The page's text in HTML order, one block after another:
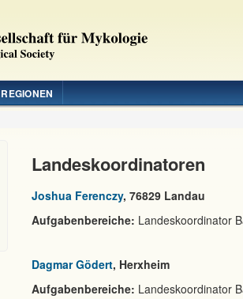
REGIONEN
Landeskoordinatoren
Joshua Ferenczy, 76829 Landau
Aufgabenbereiche: Landeskoordinator
Dagmar Gödert, Herxheim
Aufgabenbereiche: Landeskoordinator